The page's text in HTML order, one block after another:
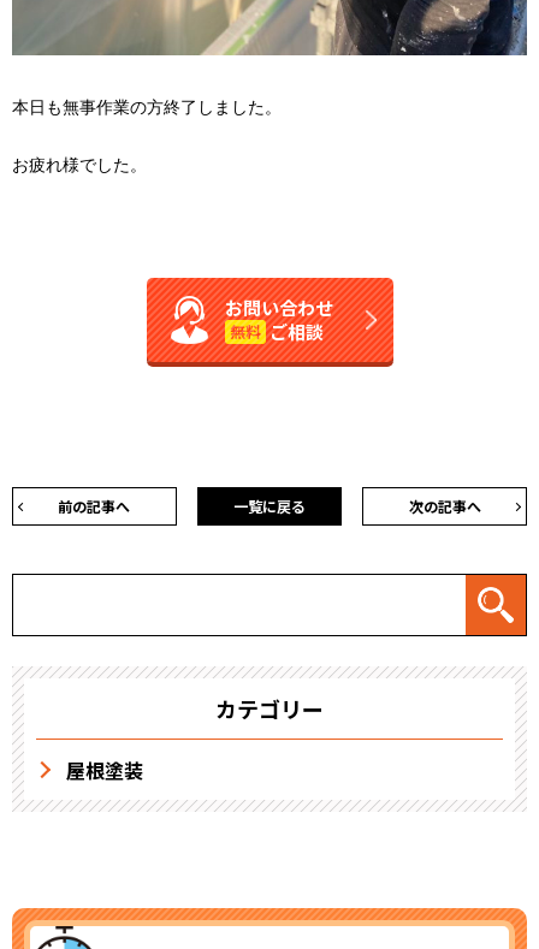
本日も無事作業の方終了しました。
お疲れ様でした。
お問い合わせ
無料 ご相談
前の記事へ 次の記事へ
一覧に戻る
カテゴリー
屋根塗装